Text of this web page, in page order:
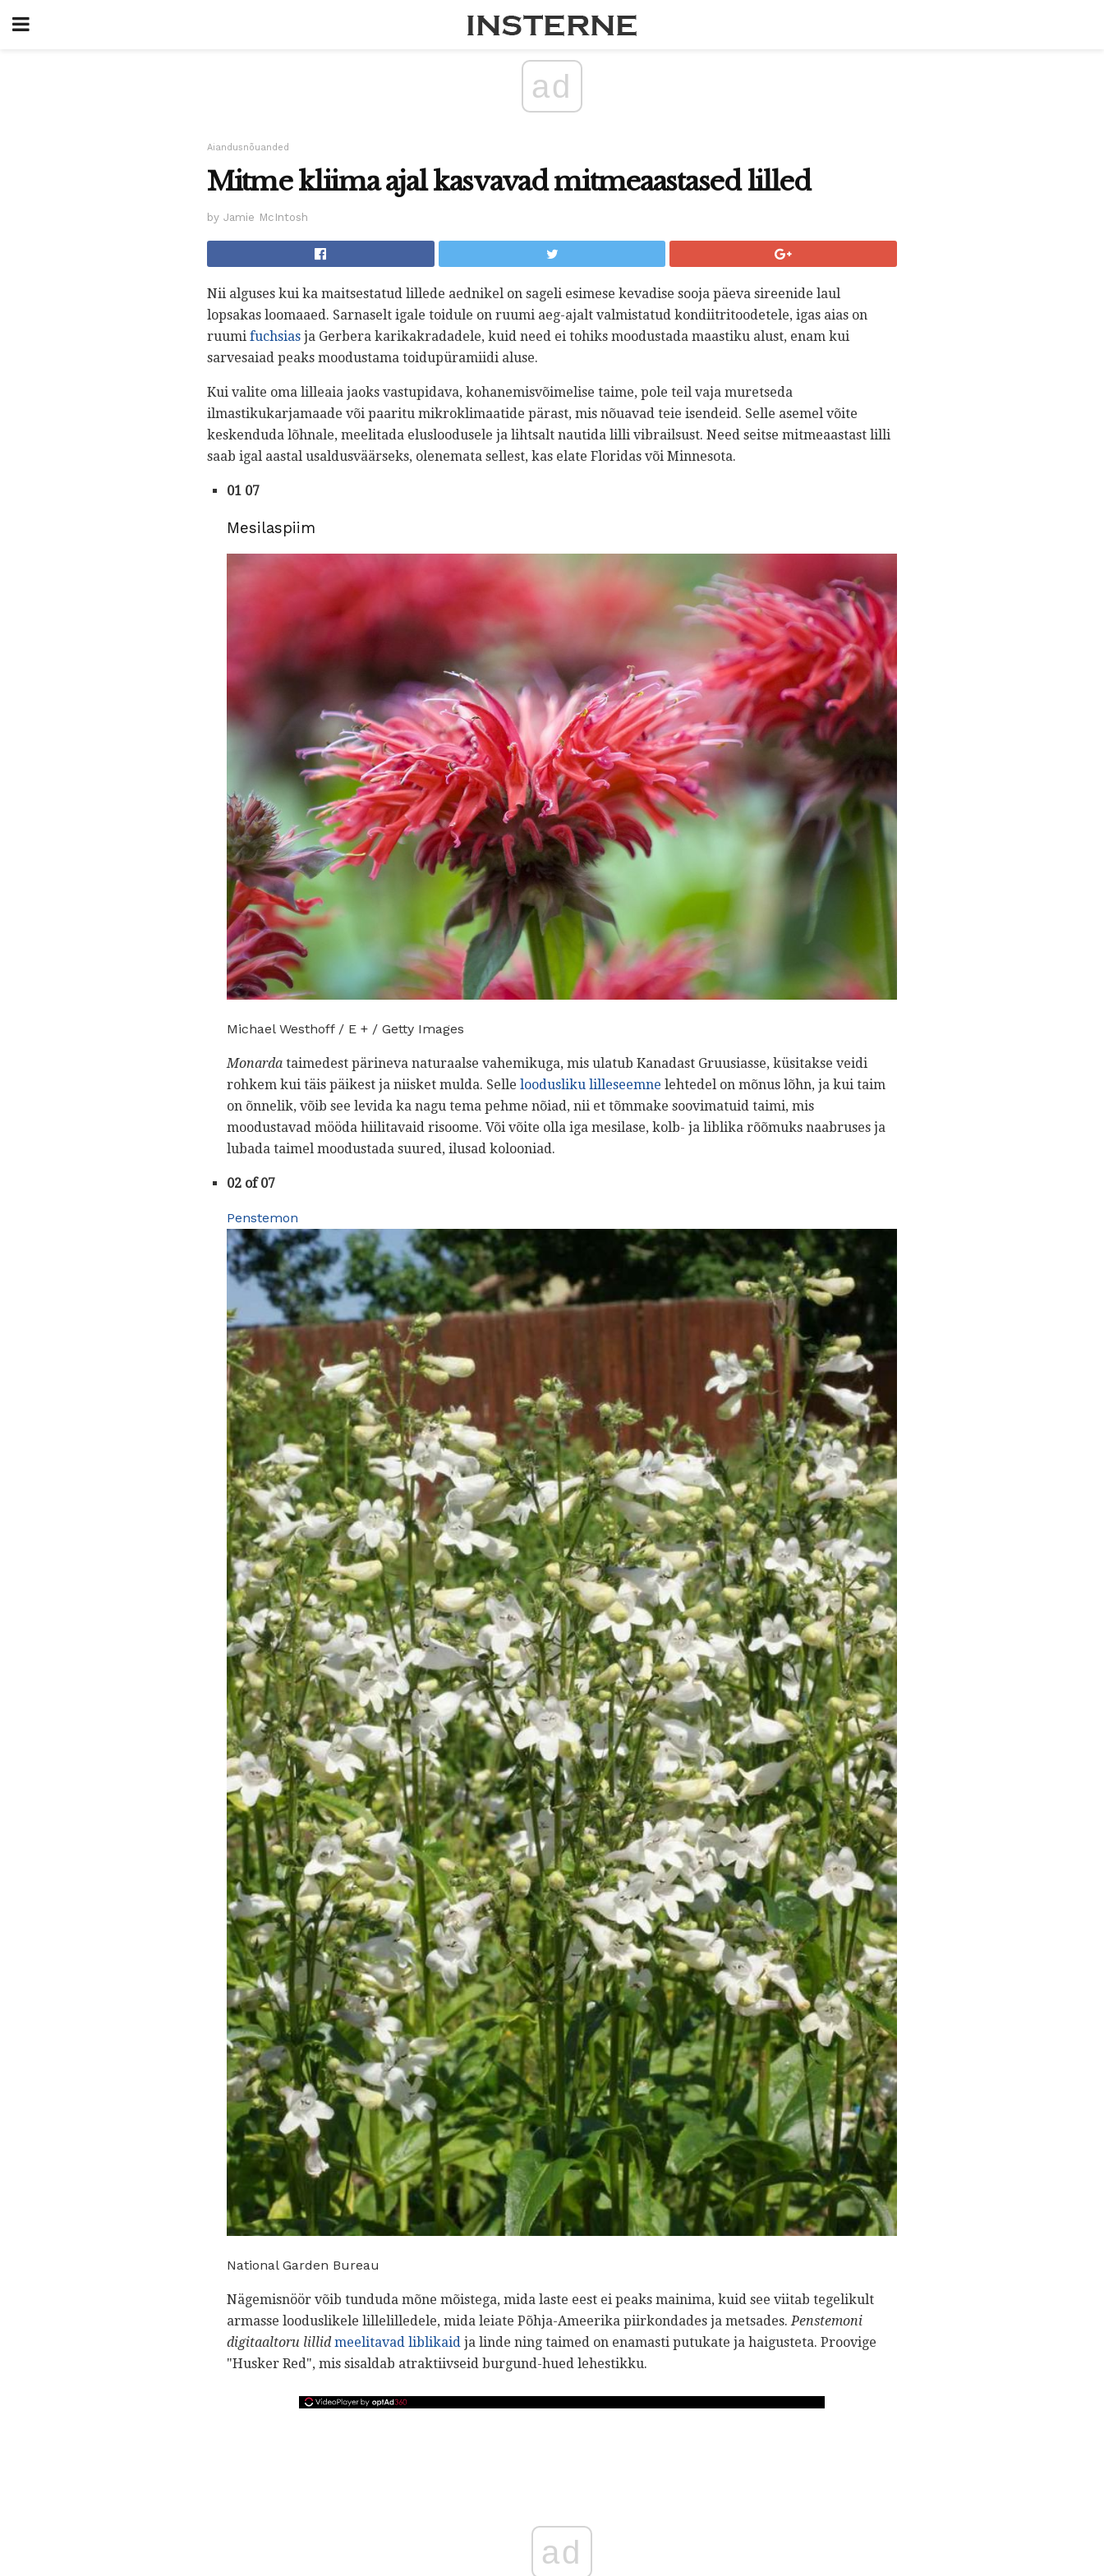
ad
Aiandusnõuanded
Mitme kliima ajal kasvavad mitmeaastased lilled
by Jamie McIntosh
Nii alguses kui ka maitsestatud lillede aednikel on sageli esimese kevadise sooja päeva sireenide laul
lopsakas loomaaed. Sarnaselt igale toidule on ruumi aeg-ajalt valmistatud kondiitritoodetele, igas aias on
ruumi fuchsias ja Gerbera karikakradadele, kuid need ei tohiks moodustada maastiku alust, enam kui
sarvesaiad peaks moodustama toidupüramiidi aluse.
Kui valite oma lilleaia jaoks vastupidava, kohanemisvõimelise taime, pole teil vaja muretseda
ilmastikukarjamaade või paaritu mikroklimaatide pärast, mis nõuavad teie isendeid. Selle asemel võite
keskenduda lõhnale, meelitada elusloodusele ja lihtsalt nautida lilli vibrailsust. Need seitse mitmeaastast lilli
saab igal aastal usaldusväärseks, olenemata sellest, kas elate Floridas või Minnesota.
01 07
Mesilaspiim
Michael Westhoff / E + / Getty Images
Monarda taimedest pärineva naturaalse vahemikuga, mis ulatub Kanadast Gruusiasse, küsitakse veidi
rohkem kui täis päikest ja niisket mulda. Selle loodusliku lilleseemne lehtedel on mõnus lõhn, ja kui taim
on õnnelik, võib see levida ka nagu tema pehme nõiad, nii et tõmmake soovimatuid taimi, mis
moodustavad mööda hiilitavaid risoome. Või võite olla iga mesilase, kolb- ja liblika rõõmuks naabruses ja
lubada taimel moodustada suured, ilusad kolooniad.
02 of 07
Penstemon
National Garden Bureau
Nägemisnöör võib tunduda mõne mõistega, mida laste eest ei peaks mainima, kuid see viitab tegelikult
armasse looduslikele lillelilledele, mida leiate Põhja-Ameerika piirkondades ja metsades.Penstemoni
digitaaltoru lillid meelitavad liblikaid ja linde ning taimed on enamasti putukate ja haigusteta. Proovige
"Husker Red", mis sisaldab atraktiivseid burgund-hued lehestikku.
ad